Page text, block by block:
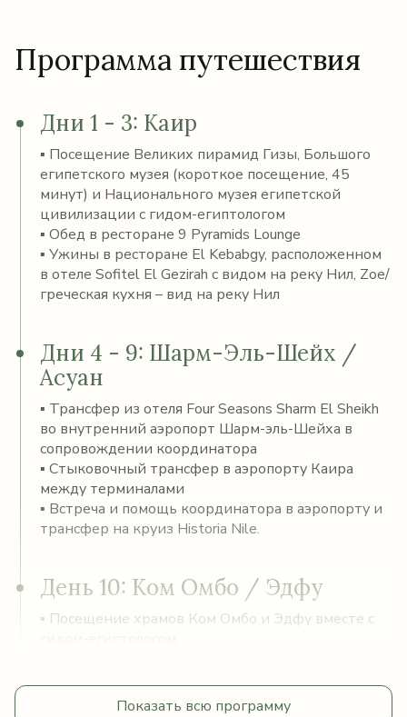
Программа путешествия
Дни 1 - 3: Каир
▪ Посещение Великих пирамид Гизы, Большого
египетского музея (короткое посещение, 45
минут) и Национального музея египетской
цивилизации с гидом-египтологом
▪ Обед в ресторане 9 Pyramids Lounge
▪ Ужины в ресторане El Kebabgy, расположенном
в отеле Sofitel El Gezirah с видом на реку Нил, Zoe/
греческая кухня – вид на реку Нил
Дни 4 - 9: Шарм-Эль-Шейх /
Асуан
▪ Трансфер из отеля Four Seasons Sharm El Sheikh
во внутренний аэропорт Шарм-эль-Шейха в
сопровождении координатора
▪ Стыковочный трансфер в аэропорту Каира
между терминалами
▪ Встреча и помощь координатора в аэропорту и
трансфер на круиз Historia Nile.
День 10: Ком Омбо / Эдфу
▪ Посещение храмов Ком Омбо и Эдфу вместе с
Показать всю программу